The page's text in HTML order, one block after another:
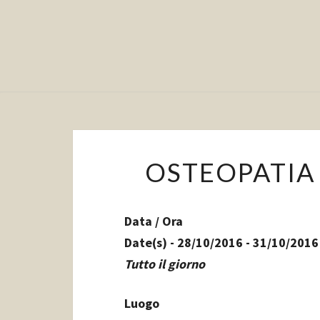
Data / Ora
Date(s) - 28/10/2016 - 31/10/2016
Tutto il giorno
Luogo